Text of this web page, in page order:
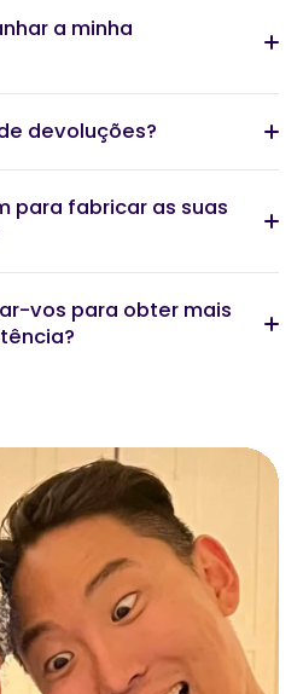
a minha
devoluções?
para fabricar as suas
vos para obter mais